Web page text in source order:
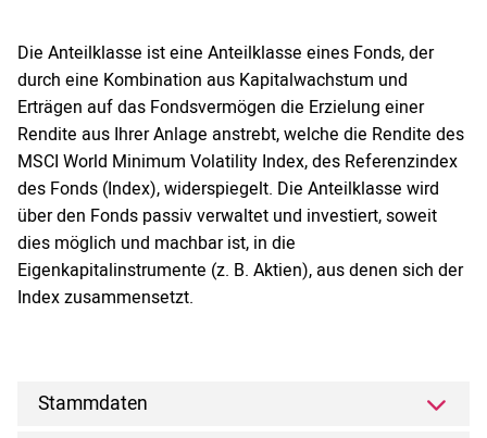
Die Anteilklasse ist eine Anteilklasse eines Fonds, der
durch eine Kombination aus Kapitalwachstum und
Erträgen auf das Fondsvermögen die Erzielung einer
Rendite aus Ihrer Anlage anstrebt, welche die Rendite des
MSCI World Minimum Volatility Index, des Referenzindex
des Fonds (Index), widerspiegelt. Die Anteilklasse wird
über den Fonds passiv verwaltet und investiert, soweit
dies möglich und machbar ist, in die
Eigenkapitalinstrumente (z. B. Aktien), aus denen sich der
Index zusammensetzt.
Stammdaten